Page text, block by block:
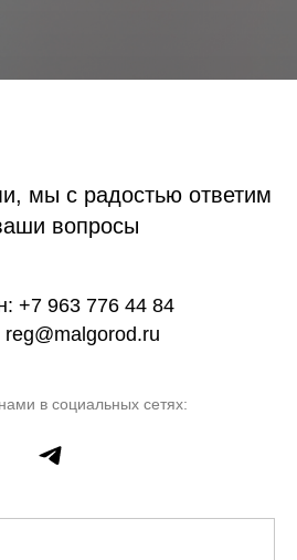
мы с радостью ответим
вопросы
+7 963 776 44 84
reg@malgorod.ru
в социальных сетях: